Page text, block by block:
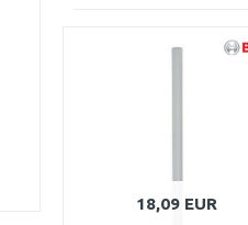
18,09 EUR